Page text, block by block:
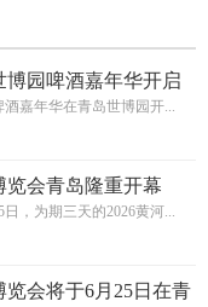
博园啤酒嘉年华开启
酒嘉年华在青岛世博园开...
览会青岛隆重开幕
，为期三天的2026黄河...
览会将于6月25日在青